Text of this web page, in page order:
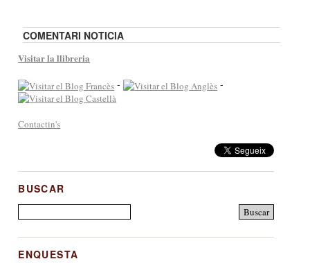
COMENTARI NOTICIA
Visitar la llibreria
- -
Contactin's
BUSCAR
ENQUESTA